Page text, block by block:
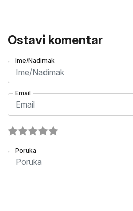
Ostavi komentar
Ime/Nadimak
Email
Poruka